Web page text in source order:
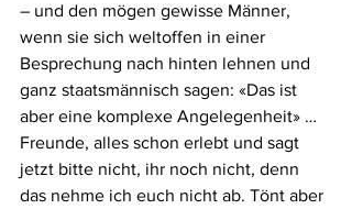
– und den mögen gewisse Männer,
wenn sie sich weltoffen in einer
Besprechung nach hinten lehnen und
ganz staatsmännisch sagen: «Das ist
aber eine komplexe Angelegenheit» …
Freunde, alles schon erlebt und sagt
jetzt bitte nicht, ihr noch nicht, denn
das nehme ich euch nicht ab. Tönt aber